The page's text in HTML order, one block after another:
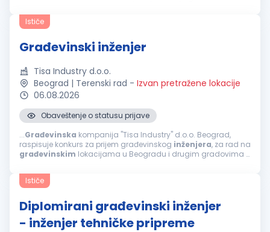
izvodi prema FIDIC pravilima...
Ističe
Građevinski inženjer
Tisa Industry d.o.o.
Beograd | Terenski rad - Izvan pretražene lokacije
06.08.2026
Obaveštenje o statusu prijave
...Građevinska kompanija "Tisa Industry" d.o.o. Beograd,
raspisuje konkurs za prijem građevinskog inženjera, za rad na
građevinskim lokacijama u Beogradu i drugim gradovima u
u planiranju...
Ističe
Diplomirani građevinski inženjer
- inženjer tehničke pripreme